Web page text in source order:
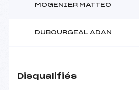
MOGENIER MATTEO
DUBOURGEAL ADAN
Disqualifiés